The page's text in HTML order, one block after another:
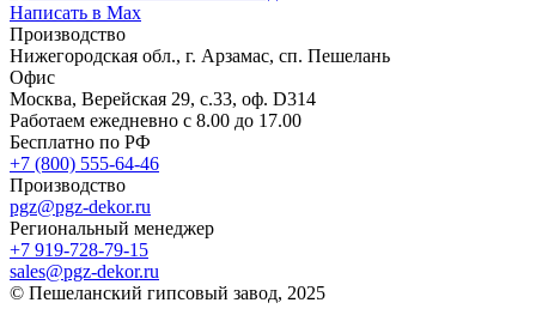
Написать в Max
Производство
Нижегородская обл., г. Арзамас, сп. Пешелань
Офис
Москва, Верейская 29, с.33, оф. D314
Работаем ежедневно с 8.00 до 17.00
Бесплатно по РФ
+7 (800) 555-64-46
Производство
pgz@pgz-dekor.ru
Региональный менеджер
+7 919-728-79-15
sales@pgz-dekor.ru
© Пешеланский гипсовый завод, 2025